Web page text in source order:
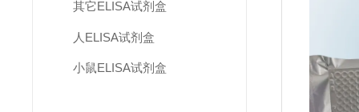
其它ELISA试剂盒
人ELISA试剂盒
小鼠ELISA试剂盒